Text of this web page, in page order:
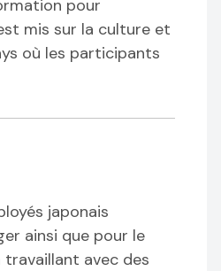
pour
mis sur la culture et
où les participants
japonais
ainsi que pour le
travaillant avec des